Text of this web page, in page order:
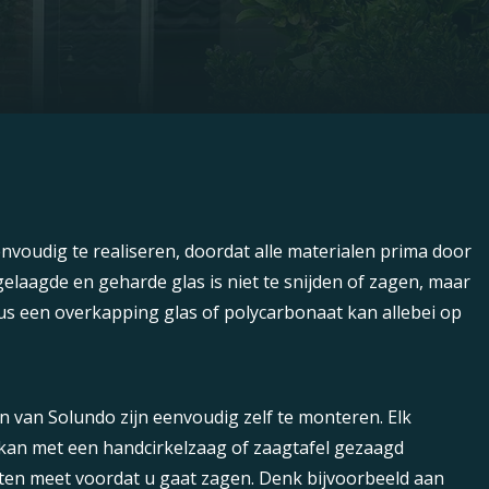
te realiseren, doordat alle materialen prima door
en geharde glas is niet te snijden of zagen, maar
een overkapping glas of polycarbonaat kan allebei op
Solundo zijn eenvoudig zelf te monteren. Elk
met een handcirkelzaag of zaagtafel gezaagd
meet voordat u gaat zagen. Denk bijvoorbeeld aan